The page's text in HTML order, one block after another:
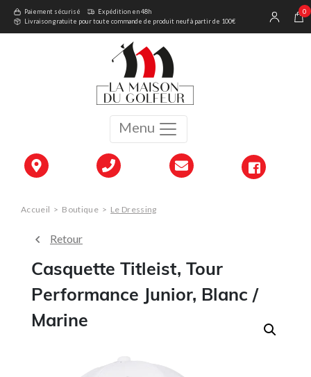
Menu
Paiement sécurisé
Expédition en 48h
Livraison gratuite pour toute commande de produit neuf à partir de 100€
0
Accueil > Boutique > Le Dressing
Retour
Casquette Titleist, Tour
Performance Junior, Blanc /
Marine